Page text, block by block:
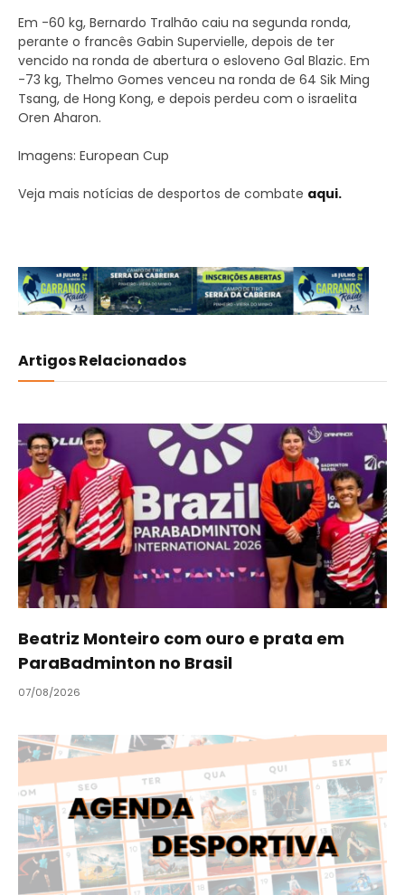
Em -60 kg, Bernardo Tralhão caiu na segunda ronda,
perante o francês Gabin Supervielle, depois de ter
vencido na ronda de abertura o esloveno Gal Blazic. Em
-73 kg, Thelmo Gomes venceu na ronda de 64 Sik Ming
Tsang, de Hong Kong, e depois perdeu com o israelita
Oren Aharon.
Imagens: European Cup
Veja mais notícias de desportos de combate aqui.
Artigos Relacionados
Beatriz Monteiro com ouro e prata em
ParaBadminton no Brasil
07/08/2026